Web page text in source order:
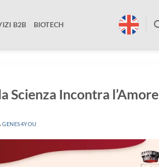
B2B BIOTECH
Scienza Incontra l’Amore
GENES4YOU